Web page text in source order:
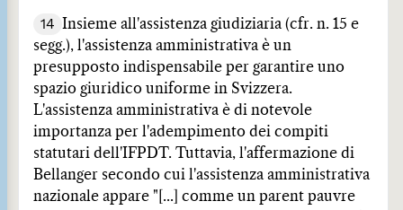
14
Insieme all'assistenza giudiziaria (cfr. n. 15 e
segg.), l'assistenza amministrativa è un
presupposto indispensabile per garantire uno
spazio giuridico uniforme in Svizzera.
L'assistenza amministrativa è di notevole
importanza per l'adempimento dei compiti
statutari dell'IFPDT. Tuttavia, l'affermazione di
Bellanger secondo cui l'assistenza amministrativa
nazionale appare "[...] comme un parent pauvre